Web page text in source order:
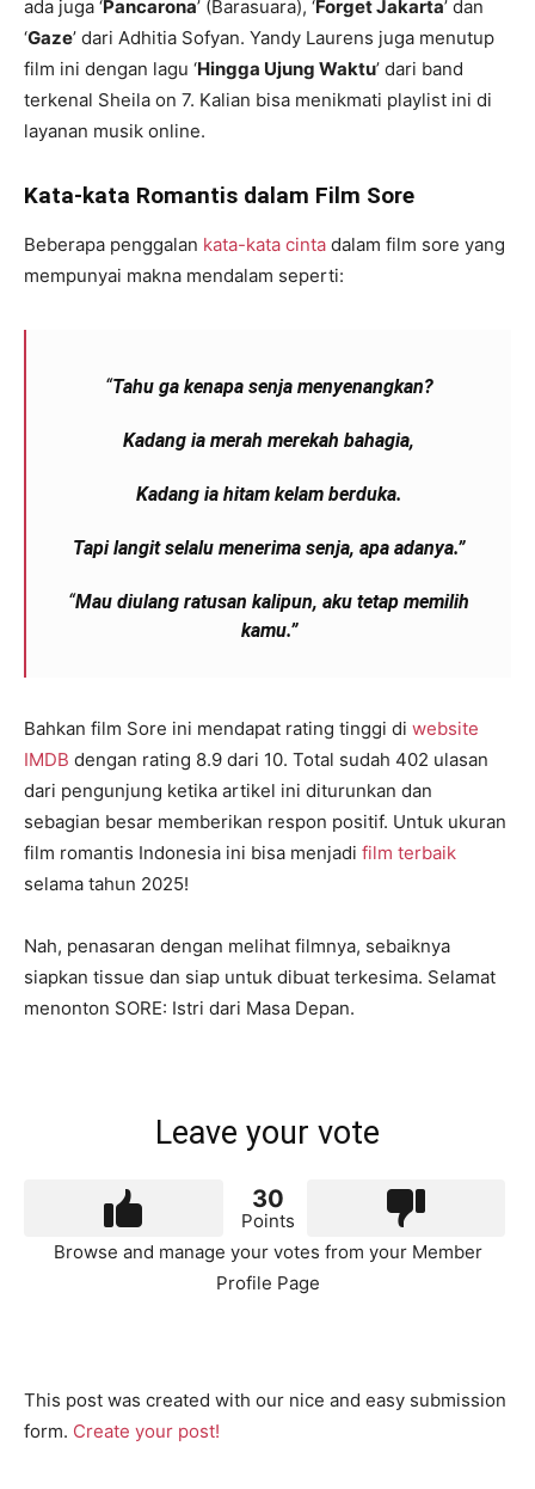
ada juga ‘Pancarona’ (Barasuara), ‘Forget Jakarta’ dan
‘Gaze’ dari Adhitia Sofyan. Yandy Laurens juga menutup
film ini dengan lagu ‘Hingga Ujung Waktu’ dari band
terkenal Sheila on 7. Kalian bisa menikmati playlist ini di
layanan musik online.
Kata-kata Romantis dalam Film Sore
Beberapa penggalan kata-kata cinta dalam film sore yang
mempunyai makna mendalam seperti:
“Tahu ga kenapa senja menyenangkan?
Kadang ia merah merekah bahagia,
Kadang ia hitam kelam berduka.
Tapi langit selalu menerima senja, apa adanya.”
“Mau diulang ratusan kalipun, aku tetap memilih
kamu.”
Bahkan film Sore ini mendapat rating tinggi di website
IMDB dengan rating 8.9 dari 10. Total sudah 402 ulasan
dari pengunjung ketika artikel ini diturunkan dan
sebagian besar memberikan respon positif. Untuk ukuran
film romantis Indonesia ini bisa menjadi film terbaik
selama tahun 2025!
Nah, penasaran dengan melihat filmnya, sebaiknya
siapkan tissue dan siap untuk dibuat terkesima. Selamat
menonton SORE: Istri dari Masa Depan.
Leave your vote
30
Points
Browse and manage your votes from your Member
Profile Page
This post was created with our nice and easy submission
form. Create your post!